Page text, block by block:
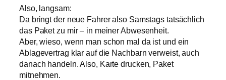
Also, langsam:
Da bringt der neue Fahrer also Samstags tatsächlich
das Paket zu mir – in meiner Abwesenheit.
Aber, wieso, wenn man schon mal da ist und ein
Ablagevertrag klar auf die Nachbarn verweist, auch
danach handeln. Also, Karte drucken, Paket
mitnehmen.